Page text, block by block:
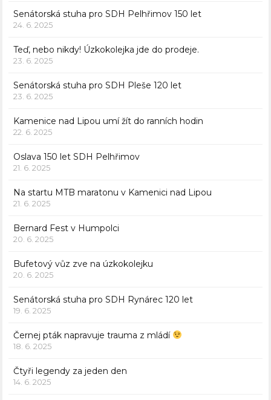
Senátorská stuha pro SDH Pelhřimov 150 let
24. 6. 2025
Teď, nebo nikdy! Úzkokolejka jde do prodeje.
23. 6. 2025
Senátorská stuha pro SDH Pleše 120 let
23. 6. 2025
Kamenice nad Lipou umí žít do ranních hodin
22. 6. 2025
Oslava 150 let SDH Pelhřimov
21. 6. 2025
Na startu MTB maratonu v Kamenici nad Lipou
21. 6. 2025
Bernard Fest v Humpolci
20. 6. 2025
Bufetový vůz zve na úzkokolejku
20. 6. 2025
Senátorská stuha pro SDH Rynárec 120 let
19. 6. 2025
Černej pták napravuje trauma z mládí
18. 6. 2025
Čtyři legendy za jeden den
14. 6. 2025